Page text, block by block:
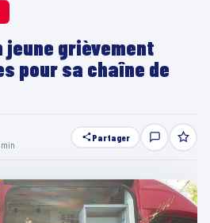
jeune grièvement
pour sa chaîne de
Partager